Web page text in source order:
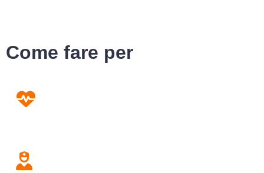
Come fare per